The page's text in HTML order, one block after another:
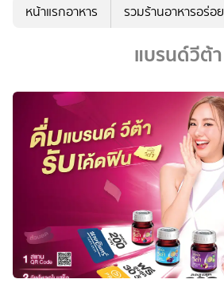
หน้าแรกอาหาร รวมร้านอาหารอร่อย
แบรนด์วีต้า